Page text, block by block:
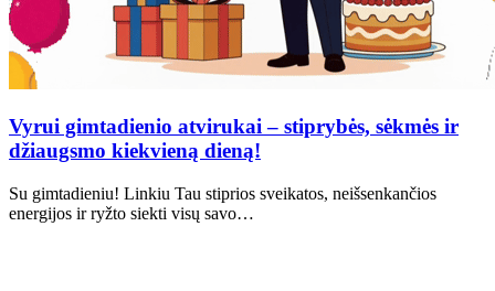
Vyrui gimtadienio atvirukai – stiprybės, sėkmės ir
džiaugsmo kiekvieną dieną!
Su gimtadieniu! Linkiu Tau stiprios sveikatos, neišsenkančios
energijos ir ryžto siekti visų savo…